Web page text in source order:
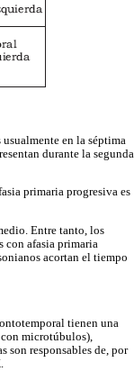
en la séptima
durante la segunda
primaria progresiva es
Entre tanto, los
con afasia primaria
acortan el tiempo
tienen una
microtúbulos),
son responsables de, por